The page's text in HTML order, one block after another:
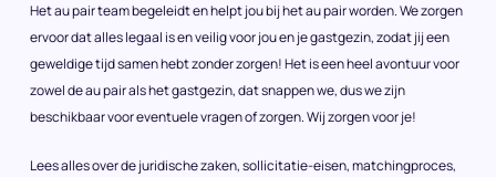
Het au pair team begeleidt en helpt jou bij het au pair worden. We zorgen
ervoor dat alles legaal is en veilig voor jou en je gastgezin, zodat jij een
geweldige tijd samen hebt zonder zorgen! Het is een heel avontuur voor
zowel de au pair als het gastgezin, dat snappen we, dus we zijn
beschikbaar voor eventuele vragen of zorgen. Wij zorgen voor je!
Lees alles over de juridische zaken, sollicitatie-eisen, matchingproces,